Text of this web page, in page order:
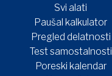
Svi alati
Paušal kalkulator
Pregled delatnosti
Test samostalnosti
Poreski kalendar